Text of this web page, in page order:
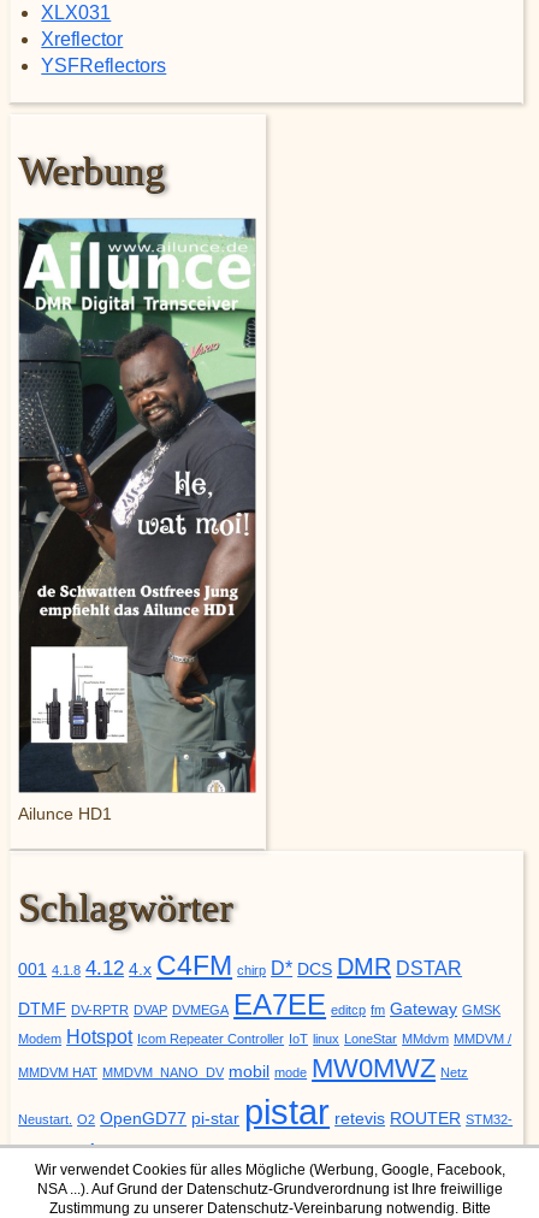
XLX031
Xreflector
YSFReflectors
Werbung
Ailunce HD1
Schlagwörter
001 4.1.8 4.12 4.x C4FM chirp D* DCS DMR DSTAR
DTMF DV-RPTR DVAP DVMEGA EA7EE editcp fm Gateway GMSK
Modem Hotspot Icom Repeater Controller IoT linux LoneStar MMdvm MMDVM /
MMDVM HAT MMDVM_NANO_DV mobil mode MW0MWZ Netz
Neustart. O2 OpenGD77 pi-star pistar retevis ROUTER STM32-
update YSF
Wir verwendet Cookies für alles Mögliche (Werbung, Google, Facebook,
NSA ...). Auf Grund der Datenschutz-Grundverordnung ist Ihre freiwillige
Zustimmung zu unserer Datenschutz-Vereinbarung notwendig. Bitte